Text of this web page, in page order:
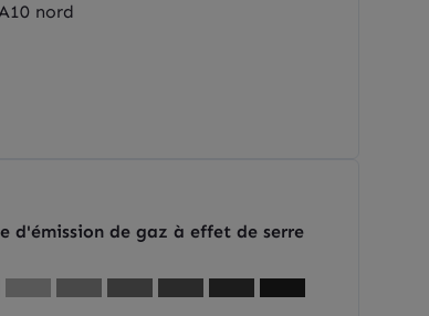
nord
d'émission de gaz à effet de serre